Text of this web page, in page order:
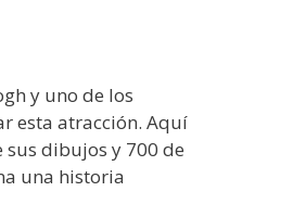
y uno de los
esta atracción. Aquí
dibujos y 700 de
una historia